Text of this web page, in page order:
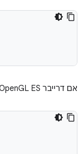
אם דרייבר OpenGL ES נשלח בשלושה קבצים בינאריים, משתמשים באחד מהשמות הבאים: